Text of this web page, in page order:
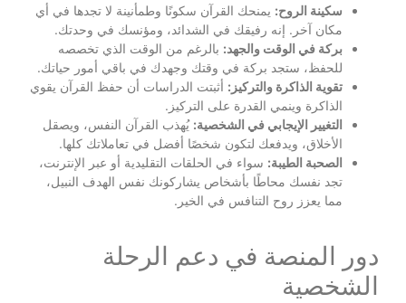
سكينة الروح: يمنحك القرآن سكونًا وطمأنينة لا تجدها في أي
مكان آخر. إنه رفيقك في الشدائد، ومؤنسك في وحدتك.
بركة في الوقت والجهد: بالرغم من الوقت الذي تخصصه
للحفظ، ستجد بركة في وقتك وجهدك في باقي أمور حياتك.
تقوية الذاكرة والتركيز: أثبتت الدراسات أن حفظ القرآن يقوي
الذاكرة وينمي القدرة على التركيز.
التغيير الإيجابي في الشخصية: يُهذب القرآن النفس، ويصقل
الأخلاق، ويدفعك لتكون شخصًا أفضل في تعاملاتك كلها.
الصحبة الطيبة: سواء في الحلقات التقليدية أو عبر الإنترنت،
تجد نفسك محاطًا بأشخاص يشاركونك نفس الهدف النبيل،
مما يعزز روح التنافس في الخير.
دور المنصة في دعم الرحلة
الشخصية